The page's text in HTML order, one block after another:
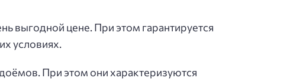
выгодной цене. При этом гарантируется
условиях.
При этом они характеризуются